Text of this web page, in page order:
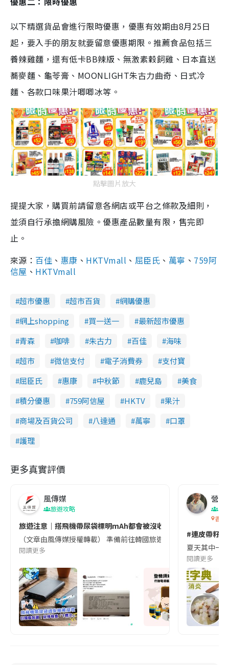
以下精選貨品會進行限時優惠，優惠有效期由8月25日
起，要入手的朋友就要留意優惠期限。推薦食品包括三
養辣雞麵，還有低卡BB辣版、無激素穀飼雞、日本直送
蕎麥麵、龜苓膏、MOONLIGHT朱古力曲奇、日式冷
麵、各款口味果汁唧唧冰等。
點擊圖片放大
提提大家，購買前請留意各網店或平台之條款及細則，
並須自行承擔網購風險。優惠產品數量有限，售完即
止。
來源： 百佳 、 惠康 、 HKTVmall 、 屈臣氏 、 萬寧 、 759阿
信屋 、 HKTVmall
超市優惠 超市百貨
網購優惠
網上shopping
買一送一
最新超市優惠
青森
咖啡 朱古力 百佳
海味
超市
微信支付 電子消費券
支付寶
屈臣氏
惠康 中秋節 鹿兒島
美食
積分優惠
759阿信屋 HKTV
果汁
商場及百貨公司
八達通 萬寧
口罩
護理
更多真實評價
風傳媒
旅遊攻略
旅遊注意｜搭飛機帶尿袋標明mAh都會被沒收😱出發前切記檢查
（文章由風傳媒授權轉載） 準備前往韓國旅遊的民眾，近期要
閱讀更多
營養
香港
#連皮帶籽
夏天其中一
閱讀更多